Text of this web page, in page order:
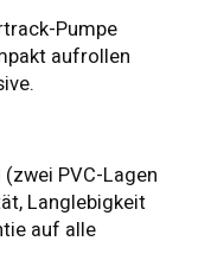
Pumpe
aufrollen
PVC-Lagen
Langlebigkeit
auf alle